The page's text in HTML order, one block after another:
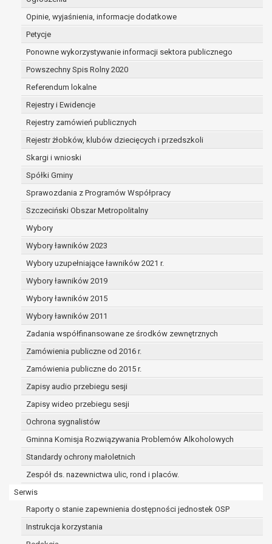
Opinie, wyjaśnienia, informacje dodatkowe
Petycje
Ponowne wykorzystywanie informacji sektora publicznego
Powszechny Spis Rolny 2020
Referendum lokalne
Rejestry i Ewidencje
Rejestry zamówień publicznych
Rejestr żłobków, klubów dziecięcych i przedszkoli
Skargi i wnioski
Spółki Gminy
Sprawozdania z Programów Współpracy
Szczeciński Obszar Metropolitalny
Wybory
Wybory ławników 2023
Wybory uzupełniające ławników 2021 r.
Wybory ławników 2019
Wybory ławników 2015
Wybory ławników 2011
Zadania współfinansowane ze środków zewnętrznych
Zamówienia publiczne od 2016 r.
Zamówienia publiczne do 2015 r.
Zapisy audio przebiegu sesji
Zapisy wideo przebiegu sesji
Ochrona sygnalistów
Gminna Komisja Rozwiązywania Problemów Alkoholowych
Standardy ochrony małoletnich
Zespół ds. nazewnictwa ulic, rond i placów.
Serwis
Raporty o stanie zapewnienia dostępności jednostek OSP
Instrukcja korzystania
dane są nieprawidłowe lub
niekompletne;
osobowych (tzw. prawo do bycia
zapomnianym) na podstawie art. 17 RODO,
w przypadku gdy:
dane nie są już niezbędne do celów,
sposób przetwarzane,
osoba, której dane dotyczą, wniosła
sprzeciw wobec przetwarzania
osoba, której dane dotyczą wycofała
osobowych, która jest podstawą
przetwarzania danych i nie ma innej
podstawy prawnej przetwarzania
dane osobowe przetwarzane są
niezgodnie z prawem,
dane osobowe muszą być usunięte w
celu wywiązania się z obowiązku
wynikającego z przepisów prawa;
prawo do żądania ograniczenia
przetwarzania danych osobowych na
podstawie art. 18 RODO, w przypadku gdy:
osoba, której dane dotyczą
kwestionuje prawidłowość danych
osobowych – na okres pozwalający
administratorowi sprawdzić
prawidłowość tych danych,
przetwarzanie danych jest niezgodne
z prawem, a osoba, której dane
dotyczą, sprzeciwia się usunięciu
danych, żądając w zamian ich
ograniczenia,
której dane dotyczą, potrzebuje ich do
ustalenia, obrony lub dochodzenia